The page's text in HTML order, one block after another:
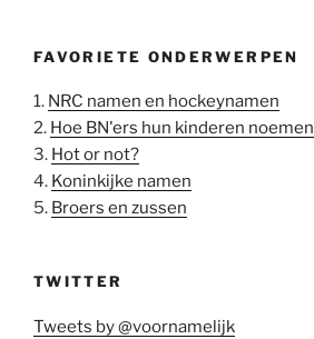
FAVORIETE ONDERWERPEN
1. NRC namen en hockeynamen
2. Hoe BN'ers hun kinderen noemen
3. Hot or not?
4. Koninkijke namen
5. Broers en zussen
TWITTER
Tweets by @voornamelijk